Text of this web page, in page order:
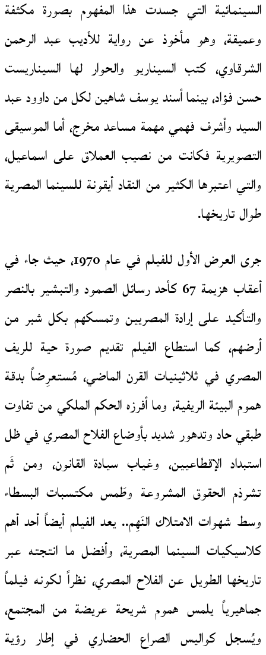
السينمائية التي جسدت هذا المفهوم بصورة مكثفة
وعميقة، وهو مأخوذ عن رواية للأديب عبد الرحمن
الشرقاوي، كتب السيناريو والحوار لها السيناريست
حسن فؤاد، بينما أسند يوسف شاهين لكل من داوود عبد
السيد وأشرف فهمي مهمة مساعد مخرج، أما الموسيقى
التصويرية فكانت من نصيب العملاق على اسماعيل،
والتي اعتبرها الكثير من النقاد أيقونة للسينما المصرية
طوال تاريخها.
جرى العرض الأول للفيلم في عام 1970، حيث جاء في
أعقاب هزيمة 67 كأحد رسائل الصمود والتبشير بالنصر
والتأكيد على إرادة المصريين وتمسكهم بكل شبر من
أرضهم، كما استطاع الفيلم تقديم صورة حية للريف
المصري في ثلاثينيات القرن الماضي، مُستعرِضاً بدقة
هموم البيئة الريفية، وما أفرزه الحكم الملكي من تفاوت
طبقي حاد وتدهور شديد بأوضاع الفلاح المصري في ظل
استبداد الإقطاعيين، وغياب سيادة القانون، ومن ثَم
تشرذم الحقوق المشروعة وطَمس مكتسبات البسطاء
وسط شهوات الامتلاك النَهِم.. يعد الفيلم أيضاً أحد أهم
كلاسيكيات السينما المصرية، وأفضل ما انتجته عبر
تاريخها الطويل عن الفلاح المصري، نظراً لكونه فيلماً
جماهيرياً يلمس هموم شريحة عريضة من المجتمع،
ويُسجل كواليس الصراع الحضاري في إطار رؤية